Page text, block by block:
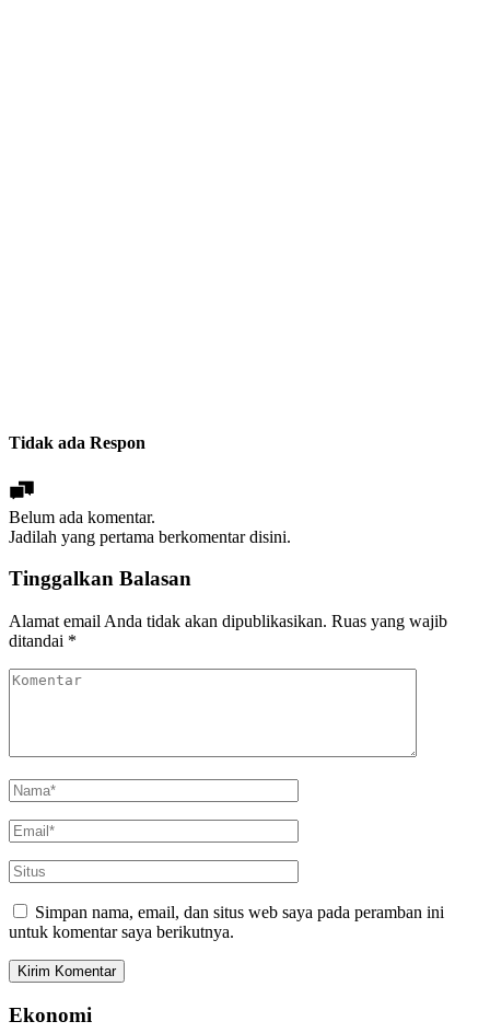
Tidak ada Respon
Belum ada komentar.
Jadilah yang pertama berkomentar disini.
Tinggalkan Balasan
Alamat email Anda tidak akan dipublikasikan. Ruas yang wajib
ditandai *
Simpan nama, email, dan situs web saya pada peramban ini
untuk komentar saya berikutnya.
Ekonomi